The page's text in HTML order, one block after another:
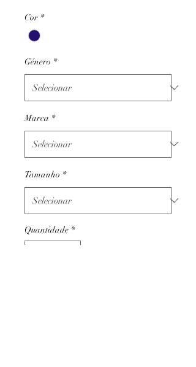
Cor *
Género *
Marca *
Tamanho *
Quantidade *